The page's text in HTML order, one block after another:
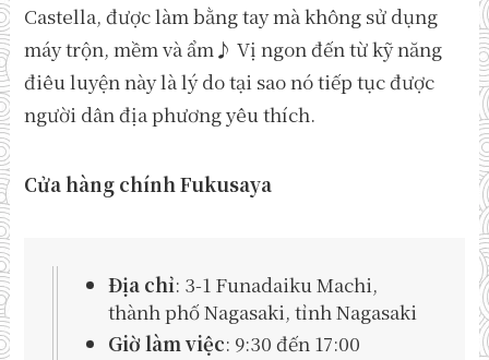
Castella, được làm bằng tay mà không sử dụng
máy trộn, mềm và ẩm♪ Vị ngon đến từ kỹ năng
điêu luyện này là lý do tại sao nó tiếp tục được
người dân địa phương yêu thích.
Cửa hàng chính Fukusaya
Địa chỉ: 3-1 Funadaiku Machi,
thành phố Nagasaki, tỉnh Nagasaki
Giờ làm việc: 9:30 đến 17:00